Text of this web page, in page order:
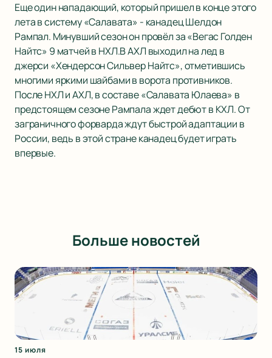
Еще один нападающий, который пришел в конце этого
лета в систему «Салавата» - канадец Шелдон
Рампал. Минувший сезон он провёл за «Вегас Голден
Найтс» 9 матчей в НХЛ.В АХЛ выходил на лед в
джерси «Хендерсон Сильвер Найтс», отметившись
многими яркими шайбами в ворота противников.
После НХЛ и АХЛ, в составе «Салавата Юлаева» в
предстоящем сезоне Рампала ждет дебют в КХЛ. От
заграничного форварда ждут быстрой адаптации в
России, ведь в этой стране канадец будет играть
впервые.
Больше новостей
15 июля